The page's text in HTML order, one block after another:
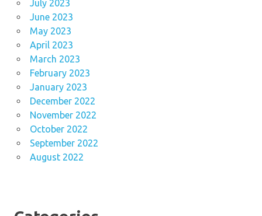
July 2023
June 2023
May 2023
April 2023
March 2023
February 2023
January 2023
December 2022
November 2022
October 2022
September 2022
August 2022